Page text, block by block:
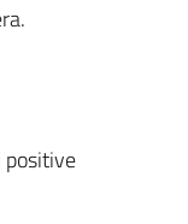
positive